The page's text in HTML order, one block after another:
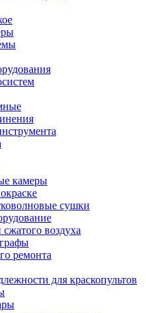
камеры
сушки
воздуха
ремонта
для краскопультов